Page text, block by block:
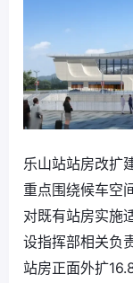
乐山站站房改扩
重点围绕候车空
对既有站房实施
设指挥部相关负
站房正面外扩